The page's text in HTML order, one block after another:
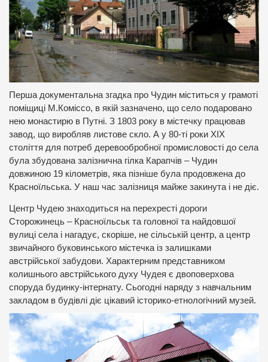
Перша документальна згадка про Чудин міститься у грамоті
поміщиці М.Коміссо, в якій зазначено, що село подаровано
нею монастирю в Путні. З 1803 року в містечку працював
завод, що виробляв листове скло. А у 80-ті роки ХІХ
століття для потреб деревообробної промисловості до села
була збудована залізнична гілка Карапчів – Чудин
довжиною 19 кілометрів, яка пізніше була продовжена до
Красноїльська. У наш час залізниця майже закинута і не діє.
Центр Чудею знаходиться на перехресті дороги
Сторожинець – Красноїльськ та головної та найдовшої
вулиці села і нагадує, скоріше, не сільській центр, а центр
звичайного буковинського містечка із залишками
австрійської забудови. Характерним представником
колишнього австрійського духу Чудея є двоповерхова
споруда будинку-інтернату. Сьогодні наряду з навчальним
закладом в будівлі діє цікавий історико-етнологічний музей.